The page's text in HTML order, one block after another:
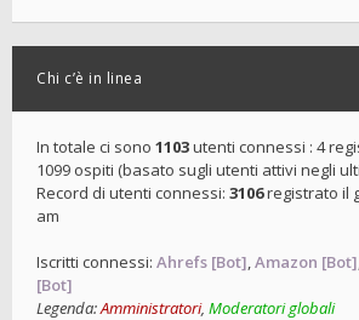
Chi c’è in linea
In totale ci sono 1103utenti connessi : 4
1099 ospiti (basato sugli utenti attivi negli
Record di utenti connessi: 3106registrato il
am
Iscritti connessi: Ahrefs [Bot],Amazon [Bot]
[Bot]
Legenda:Amministratori, Moderatori globali